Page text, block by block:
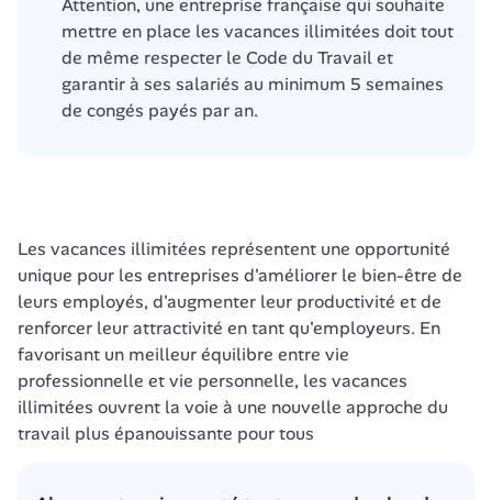
Attention, une entreprise française qui souhaite
mettre en place les vacances illimitées doit tout
de même respecter le Code du Travail et
garantir à ses salariés au minimum 5 semaines
de congés payés par an.
Les vacances illimitées représentent une opportunité
unique pour les entreprises d'améliorer le bien-être de
leurs employés, d'augmenter leur productivité et de
renforcer leur attractivité en tant qu'employeurs. En
favorisant un meilleur équilibre entre vie
professionnelle et vie personnelle, les vacances
illimitées ouvrent la voie à une nouvelle approche du
travail plus épanouissante pour tous